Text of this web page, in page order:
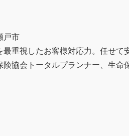
戸市
重視したお客様対応力。任せて
協会トータルプランナー、生命